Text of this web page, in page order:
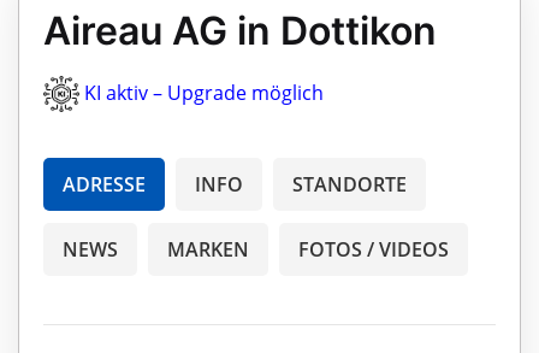
Aireau AG in Dottikon
KI aktiv – Upgrade möglich
ADRESSE INFO STANDORTE
NEWS MARKEN FOTOS / VIDEOS